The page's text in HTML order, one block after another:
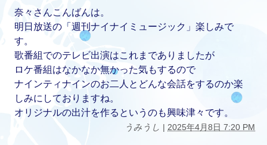
奈々さんこんばんは。
明日放送の「週刊ナイナイミュージック」楽しみで
す。
歌番組でのテレビ出演はこれまでありましたが
ロケ番組はなかなか無かった気もするので
ナインティナインのお二人とどんな会話をするのか楽
しみにしておりますね。
オリジナルの出汁を作るというのも興味津々です。
うみうし | 2025年4月8日 7:20 PM